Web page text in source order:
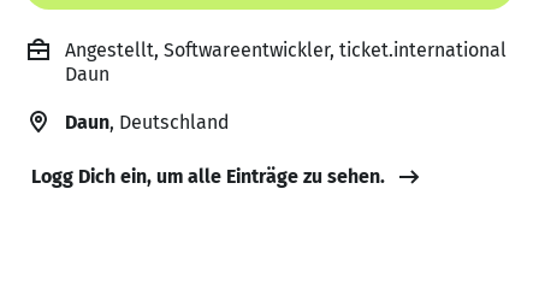
Angestellt, Softwareentwickler, ticket.international
Daun
Daun, Deutschland
Logg Dich ein, um alle Einträge zu sehen.